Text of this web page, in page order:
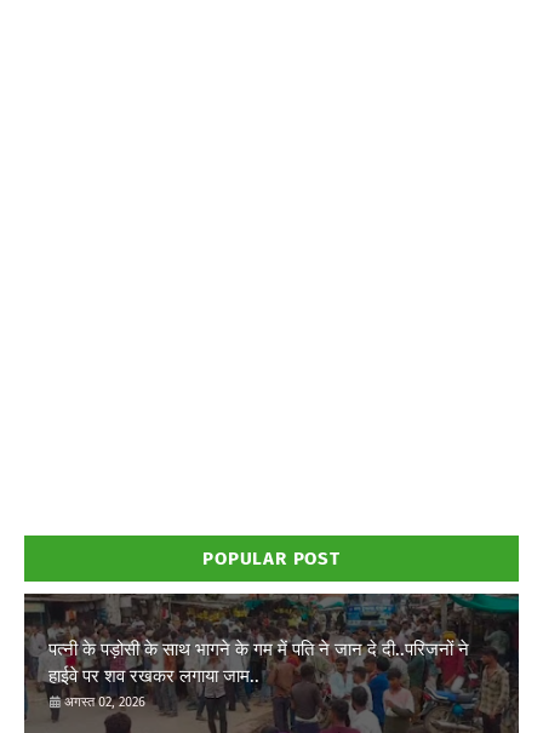
POPULAR POST
पत्नी के पड़ोसी के साथ भागने के गम में पति ने जान दे दी..परिजनों ने
हाईवे पर शव रखकर लगाया जाम..
अगस्त 02, 2026